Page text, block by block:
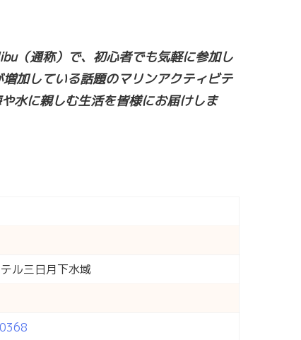
（通称）で、初心者でも気軽に参加し
加している話題のマリンアクティビテ
水に親しむ生活を皆様にお届けしま
ル三日月下水域